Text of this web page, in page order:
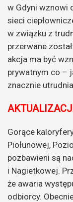
w Gdyni wznowi
sieci
w związku z
przerwane
akcja ma być
prywatnym co –
znacznie
Gorące
Piołunowej,
pozbawieni są
i Nagietkowej.
że awaria
odbiorcy.